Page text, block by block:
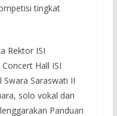
tingkat
Rektor ISI
Hall ISI
Swara Saraswati II
solo vokal dan
Panduan